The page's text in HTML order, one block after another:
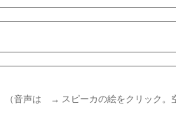
（音声は → スピーカの絵をクリック。